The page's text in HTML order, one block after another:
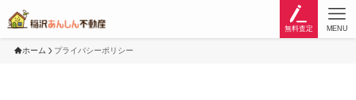
無料査定 MENU
ホーム プライバシーポリシー